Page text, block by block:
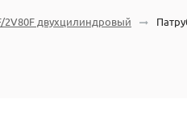
2V80F двухцилиндровый